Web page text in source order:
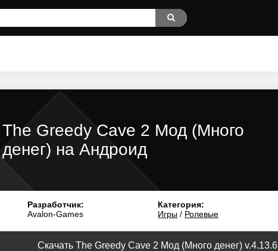
The Greedy Cave 2 Мод (Много
денег) на Андроид
Разработчик:
Avalon-Games
Категория:
Игры / Ролевые
Скачать The Greedy Cave 2 Мод (Много денег) v.4.13.6